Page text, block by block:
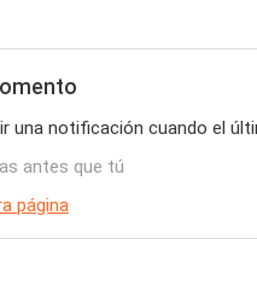
una notificación cuando el
antes que tú
página